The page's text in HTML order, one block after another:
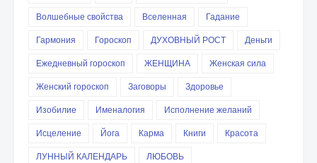
Волшебные свойства
Вселенная
Гадание
Гармония
Гороскоп ДУХОВНЫЙ РОСТ
Деньги
Ежедневный гороскоп
ЖЕНЩИНА
Женская сила
Женский гороскоп
Заговоры
Здоровье
Изобилие
Именалогия
Исполнение желаний
Исцеление
Йога Карма Книги
Красота
ЛУННЫЙ КАЛЕНДАРЬ
ЛЮБОВЬ